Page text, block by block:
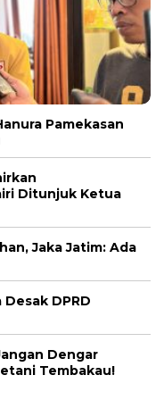
Pamekasan
Ditunjuk Ketua
Jaka Jatim: Ada
DPRD
Dengar
Tembakau!